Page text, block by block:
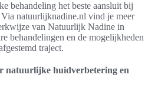
behandeling het beste aansluit bij
natuurlijknadine.nl vind je meer
van Natuurlijk Nadine in
behandelingen en de mogelijkheden
traject.
natuurlijke huidverbetering en